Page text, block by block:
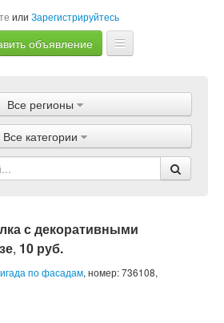
или Зарегистрируйтесь
объявление
Объявления
Магазины
Услуги
Все регионы
Все категории
с декоративными
, 10 руб.
по фасадам, номер: 736108,